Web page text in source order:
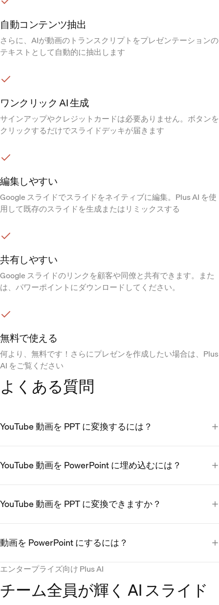
自動コンテンツ抽出
さらに、AIが動画のトランスクリプトをプレゼンテーションの
テキストとして自動的に抽出します
ワンクリック AI 生成
サインアップやクレジットカードは必要ありません。ボタンを
クリックするだけでスライドデッキが届きます
編集しやすい
Google スライドでスライドをネイティブに編集。Plus AI を使
用して既存のスライドを生成またはリミックスする
共有しやすい
Google スライドのリンクを顧客や同僚と共有できます。また
は、パワーポイントにダウンロードしてください。
無料で使える
何より、無料です！さらにプレゼンを作成したい場合は、 Plus
AI をご覧ください
よくある質問
YouTube 動画を PPT に変換するには？
YouTube 動画を PowerPoint に埋め込むには？
YouTube 動画を PPT に変換できますか？
動画を PowerPoint にするには？
エンタープライズ向け Plus AI
チーム全員が輝く AI スライド